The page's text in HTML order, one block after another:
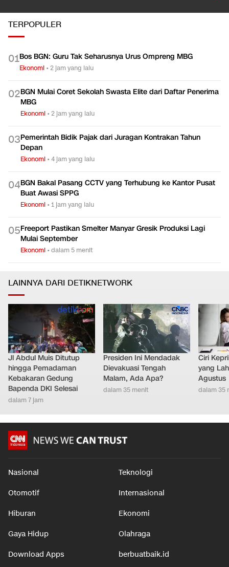
TERPOPULER
01Bos BGN: Guru Tak Seharusnya Urus Ompreng MBG
Ekonomi •2 jam yang lalu
02BGN Mulai Coret Sekolah Swasta Elite dari Daftar Penerima
MBG
Ekonomi •2 jam yang lalu
03Pemerintah Bidik Pajak dari Juragan Kontrakan Tahun
Depan
Ekonomi •4 jam yang lalu
04BGN Bakal Pasang CCTV yang Terhubung ke Kantor Pusat
Buat Awasi SPPG
Ekonomi •1 jam yang lalu
05Freeport Pastikan Smelter Manyar Gresik Produksi Lagi
Mulai September
Ekonomi •dalam 5 menit
LAINNYA DARI DETIKNETWORK
Jl Abdul Muis Ditutup
hingga Pemadaman
Kebakaran Gedung
Bapenda DKI Selesai
dalam 7 jam
Presiden Ini Mendadak
Dievakuasi Tengah
Malam, Ada Apa?
dalam 35 menit
Ciri
yang
Agustus
dalam 35
Nasional Teknologi
Otomotif Internasional
Hiburan Ekonomi
Gaya Hidup Olahraga
Download Apps berbuatbaik.id